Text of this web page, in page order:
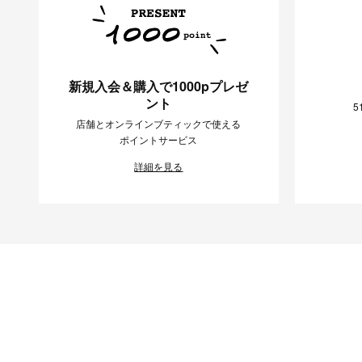
新規入会＆購入で1000pプレゼ
ント
店舗とオンラインブティックで使える
ポイントサービス
詳細を見る